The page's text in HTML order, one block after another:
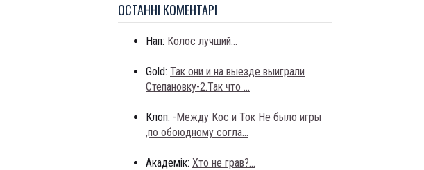
ОСТАННI КОМЕНТАРI
Нап: Колос лучший...
Gold: Так они и на выезде выиграли
Степановку-2.Так что ...
Клоп: -Между Кос и Ток Не было игры
,по обоюдному согла...
Академік: Хто не грав?...